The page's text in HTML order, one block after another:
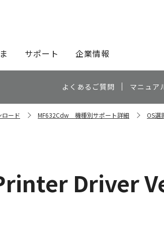
サポート 企業情報
よくあるご質問 マニュア
ロード MF632Cdw 機種別サポート詳細 OS選
Driver